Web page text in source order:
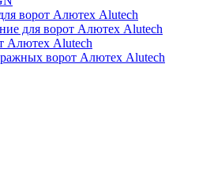
ворот Алютех Alutech
для ворот Алютех Alutech
Алютех Alutech
ворот Алютех Alutech